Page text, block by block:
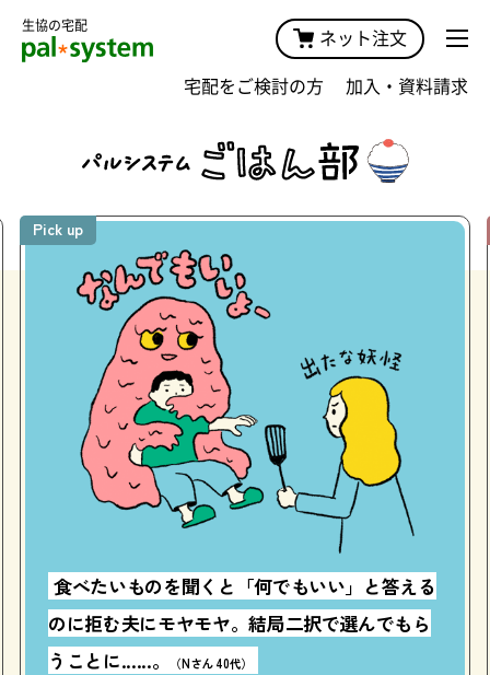
生協の宅配
ネット注文
宅配をご検討の方 加入・資料請求
Pick up
食べたいものを聞くと「何でもいい」と答える
のに拒む夫にモヤモヤ。結局二択で選んでもら
うことに......。
（Nさん 40代）